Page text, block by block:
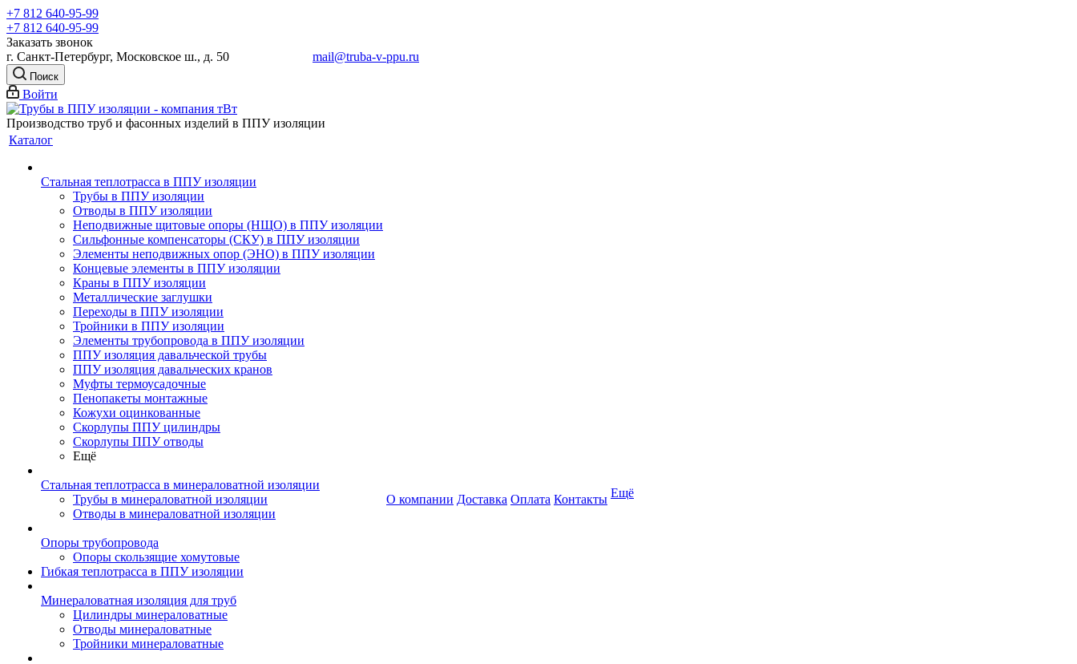
+7 812 640-95-99
+7 812 640-95-99
Заказать звонок
г. Санкт-Петербург, Московское ш., д. 50 mail@truba-v-ppu.ru
Поиск
Войти
Производство труб и фасонных изделий в ППУ изоляции
Каталог
Стальная теплотрасса в ППУ изоляции
Трубы в ППУ изоляции
Отводы в ППУ изоляции
Неподвижные щитовые опоры (НЩО) в ППУ изоляции
Cильфонные компенсаторы (СКУ) в ППУ изоляции
Элементы неподвижных опор (ЭНО) в ППУ изоляции
Концевые элементы в ППУ изоляции
Краны в ППУ изоляции
Металлические заглушки
Переходы в ППУ изоляции
Тройники в ППУ изоляции
Элементы трубопровода в ППУ изоляции
ППУ изоляция давальческой трубы
ППУ изоляция давальческих кранов
Муфты термоусадочные
Пенопакеты монтажные
Кожухи оцинкованные
Скорлупы ППУ цилиндры
Скорлупы ППУ отводы
Ещё
Стальная теплотрасса в минераловатной изоляции
Трубы в минераловатной изоляции
Отводы в минераловатной изоляции
Опоры трубопровода
Опоры скользящие хомутовые
Гибкая теплотрасса в ППУ изоляции
Минераловатная изоляция для труб
Цилиндры минераловатные
Отводы минераловатные
Тройники минераловатные
О компании Доставка Оплата Контакты Ещё